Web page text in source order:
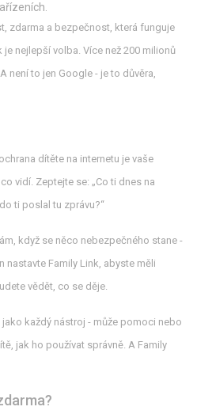
zdarma a bezpečnost, která funguje
je nejlepší volba. Více než 200 milionů
není to jen Google - je to důvěra,
dítěte na internetu je vaše
vidí. Zeptejte se: „Co ti dnes na
ti poslal tu zprávu?“
když se něco nebezpečného stane -
nastavte Family Link, abyste měli
vědět, co se děje.
každý nástroj - může pomoci nebo
jak ho používat správně. A Family